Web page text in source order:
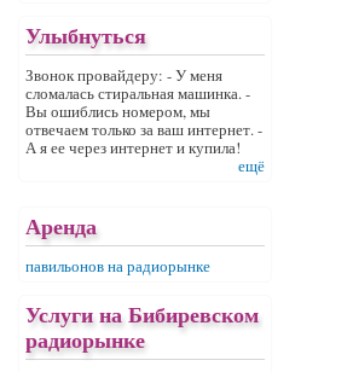
Улыбнуться
Звонок провайдеру: - У меня
сломалась стиральная машинка. -
Вы ошиблись номером, мы
отвечаем только за ваш интернет. -
А я ее через интернет и купила!
ещё
Аренда
павильонов на радиорынке
Услуги на Бибиревском
радиорынке